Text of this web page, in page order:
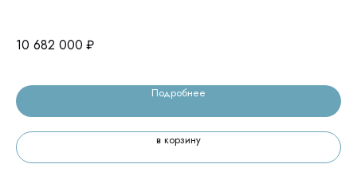
10 682 000 ₽
Подробнее
в корзину